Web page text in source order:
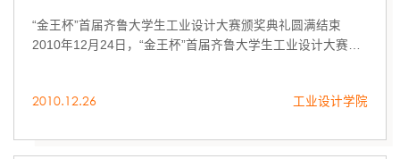
“金王杯”首届齐鲁大学生工业设计大赛颁奖典礼圆满结束
2010年12月24日，“金王杯”首届齐鲁大学生工业设计大赛颁
2010.12.26 工业设计学院